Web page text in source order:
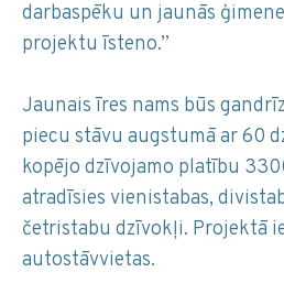
darbaspēku un jaunās
projektu īsteno.”
Jaunais īres nams būs
piecu stāvu augstumā ar 60
kopējo dzīvojamo platību
atradīsies vienistabas,
četristabu dzīvokļi. Projektā
autostāvvietas.